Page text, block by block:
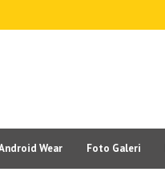
Wear Foto Galeri